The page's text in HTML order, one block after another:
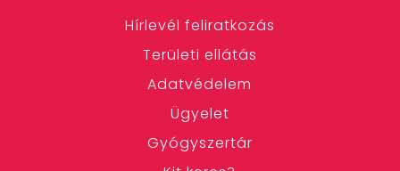
Hírlevél feliratkozás
Területi ellátás
Adatvédelem
Ügyelet
Gyógyszertár